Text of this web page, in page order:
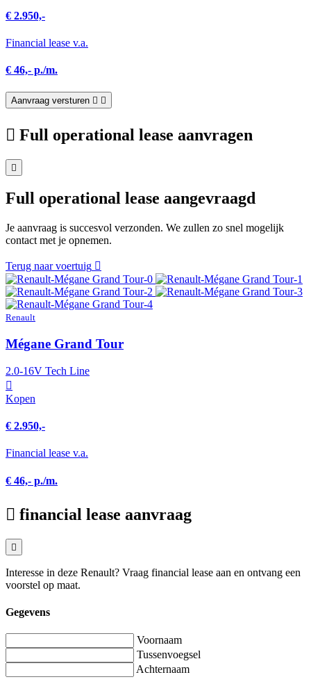
€ 2.950,-
Financial lease v.a.
€ 46,- p./m.
Aanvraag versturen
Full operational lease aanvragen
Full operational lease aangevraagd
Je aanvraag is succesvol verzonden. We zullen zo snel mogelijk
contact met je opnemen.
Terug naar voertuig
Renault
Mégane Grand Tour
2.0-16V Tech Line
Kopen
€ 2.950,-
Financial lease v.a.
€ 46,- p./m.
financial lease aanvraag
Interesse in deze Renault? Vraag financial lease aan en ontvang een
voorstel op maat.
Gegevens
Voornaam
Tussenvoegsel
Achternaam